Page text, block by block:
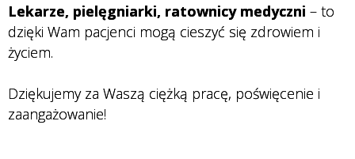
Lekarze, pielęgniarki, ratownicy medyczni – to
dzięki Wam pacjenci mogą cieszyć się zdrowiem i
życiem.
Dziękujemy za Waszą ciężką pracę, poświęcenie i
zaangażowanie!